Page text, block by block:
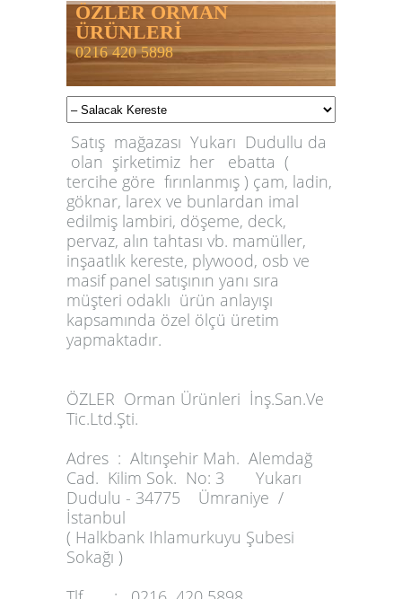
ÖZLER ORMAN
ÜRÜNLERİ
0216 420 5898
Satış mağazası Yukarı Dudullu da
olan şirketimiz her ebatta (
tercihe göre fırınlanmış ) çam, ladin,
göknar, larex ve bunlardan imal
edilmiş lambiri, döşeme, deck,
pervaz, alın tahtası vb. mamüller,
inşaatlık kereste, plywood, osb ve
masif panel satışının yanı sıra
müşteri odaklı ürün anlayışı
kapsamında özel ölçü üretim
yapmaktadır.
ÖZLER Orman Ürünleri İnş.San.Ve
Tic.Ltd.Şti.
Adres : Altınşehir Mah. Alemdağ
Cad. Kilim Sok. No: 3 Yukarı
Dudulu - 34775 Ümraniye /
İstanbul
( Halkbank Ihlamurkuyu Şubesi
Sokağı )